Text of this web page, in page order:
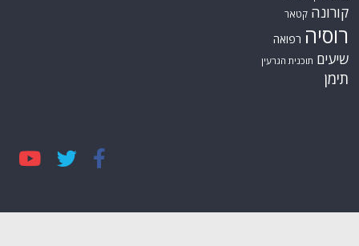
קורונה קטאר
רוסיה רפואה
שיעים תוכנית הגרעין
תימן